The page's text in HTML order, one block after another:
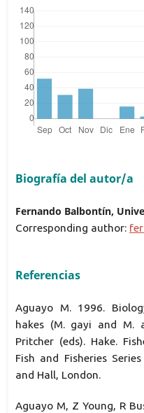
Biografía del autor/a
Fernando Balbontín,
Corresponding author:
Referencias
Aguayo M. 1996.
hakes (M. gayi and M.
Pritcher (eds). Hake.
Fish and Fisheries
and Hall, London.
Aguayo M, Z Young, R